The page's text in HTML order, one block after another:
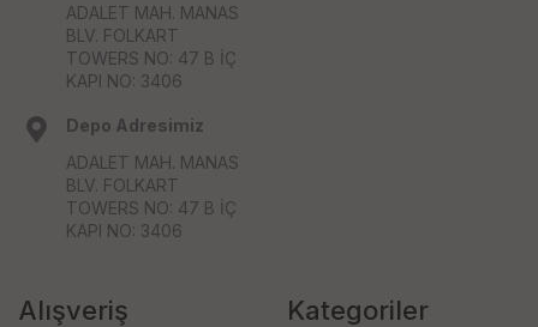
ADALET MAH. MANAS
BLV. FOLKART
TOWERS NO: 47 B İÇ
KAPI NO: 3406
Depo Adresimiz
ADALET MAH. MANAS
BLV. FOLKART
TOWERS NO: 47 B İÇ
KAPI NO: 3406
Alışveriş Kategoriler